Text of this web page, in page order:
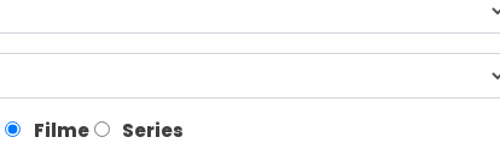
Filme Series